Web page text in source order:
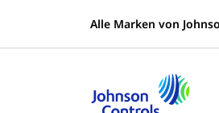
Alle Marken von